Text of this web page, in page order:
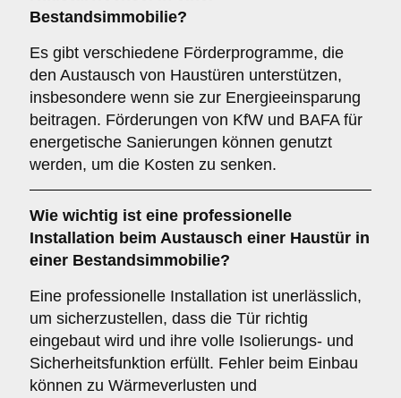
Bestandsimmobilie?
Es gibt verschiedene Förderprogramme, die
den Austausch von Haustüren unterstützen,
insbesondere wenn sie zur Energieeinsparung
beitragen. Förderungen von KfW und BAFA für
energetische Sanierungen können genutzt
werden, um die Kosten zu senken.
Wie wichtig ist eine professionelle
Installation beim Austausch einer Haustür in
einer Bestandsimmobilie?
Eine professionelle Installation ist unerlässlich,
um sicherzustellen, dass die Tür richtig
eingebaut wird und ihre volle Isolierungs- und
Sicherheitsfunktion erfüllt. Fehler beim Einbau
können zu Wärmeverlusten und